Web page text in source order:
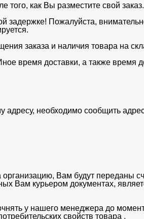
того, как Вы разместите свой заказ.
задержке! Пожалуйста,
заказа и наличия товара на
время доставки, а также время
адресу, необходимо сообщить
Вам будут переданы
Вам курьером документах,
у нашего менеджера до
свойств товара .